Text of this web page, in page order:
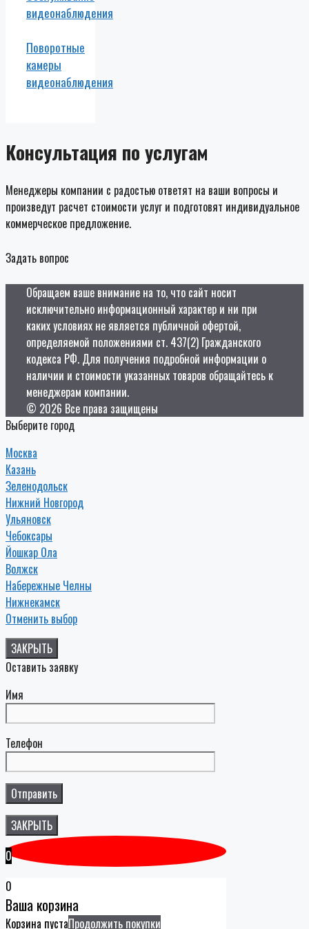
видеонаблюдения
Поворотные
камеры
видеонаблюдения
Консультация по услугам
Менеджеры компании с радостью ответят на ваши вопросы и
произведут расчет стоимости услуг и подготовят индивидуальное
коммерческое предложение.
Задать вопрос
Обращаем ваше внимание на то, что сайт носит
исключительно информационный характер и ни при
каких условиях не является публичной офертой,
определяемой положениями ст. 437(2) Гражданского
кодекса РФ. Для получения подробной информации о
наличии и стоимости указанных товаров обращайтесь к
менеджерам компании.
© 2026 Все права защищены
Выберите город
Москва
Казань
Зеленодольск
Нижний Новгород
Ульяновск
Чебоксары
Йошкар Ола
Волжск
Набережные Челны
Нижнекамск
Отменить выбор
ЗАКРЫТЬ
Оставить заявку
Имя
Телефон
ЗАКРЫТЬ
0
0
Ваша корзина
Корзина пустаПродолжить покупки